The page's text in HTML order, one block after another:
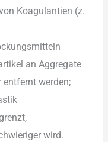
Koagulantien (z.
a‬n Aggregate
entfernt werden;
wird.